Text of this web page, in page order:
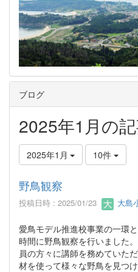
ブログ
2025年1月の
2025年1月 10件
野鳥観察
投稿日時 : 2025/01/23 大島
愛鳥モデル推進校事業の一環
時間に野鳥観察を行いました
員の方々に講師を務めていた
材を使って様々な野鳥を見つ